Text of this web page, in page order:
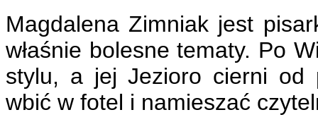
Magdalena Zimniak jest
właśnie bolesne tematy. Po
stylu, a jej Jezioro cierni od
wbić w fotel i namieszać